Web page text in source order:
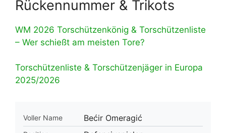
Rückennummer & Trikots
WM 2026 Torschützenkönig & Torschützenliste
– Wer schießt am meisten Tore?
Torschützenliste & Torschützenjäger in Europa
2025/2026
Voller Name Bećir Omeragić